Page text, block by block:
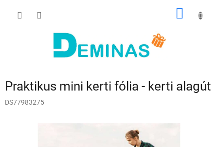
KOSÁR
Praktikus mini kerti fólia - kerti alagút
DS77983275